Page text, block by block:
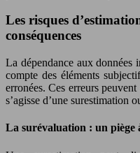
Les risques
conséquences
La dépendance aux données
compte des éléments
erronées. Ces erreurs
s’agisse d’une surestimation
La surévaluation : un piège